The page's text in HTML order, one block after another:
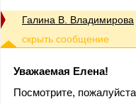
Галина В. Владимирова
Уважаемая Елена!
Посмотрите,